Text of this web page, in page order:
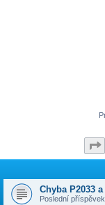
Chyba P2033
Poslední